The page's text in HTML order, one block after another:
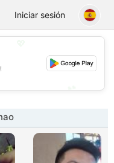
Chat
Iniciar sesión